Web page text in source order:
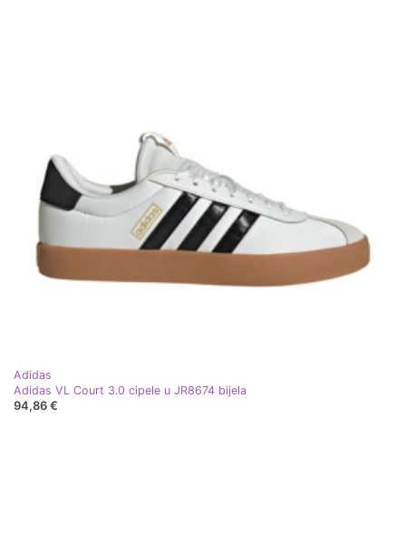
Adidas
Adidas VL Court 3.0 cipele u JR8674 bijela
94,86 €